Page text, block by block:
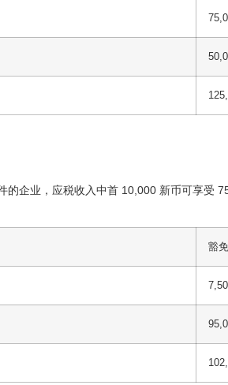
企业，应税收入中首 10,000 新币可享受
豁